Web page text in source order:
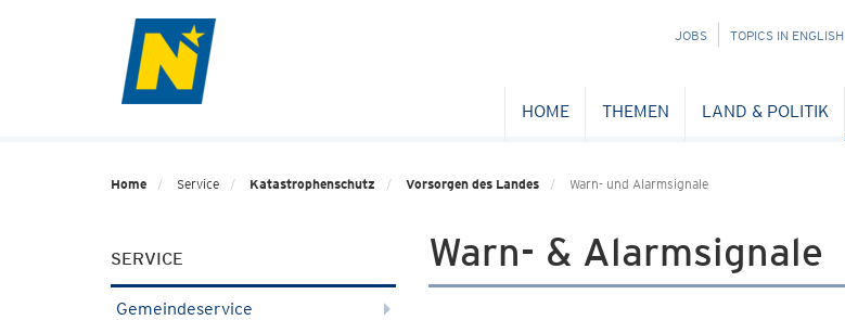
NAVIGATION
JOBS TOPICS IN ENGLISH
HOME THEMEN LAND & POLITIK
Home Service Katastrophenschutz Vorsorgen des Landes Warn- und Alarmsignale
SERVICE
Gemeindeservice
Warn- & Alarmsignale